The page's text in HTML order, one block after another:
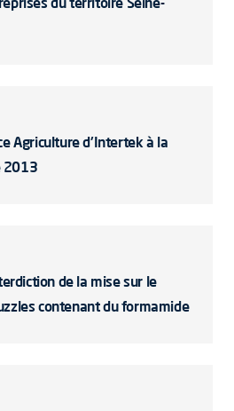
Agriculture d'Intertek à la
2013
de la mise sur le
contenant du formamide